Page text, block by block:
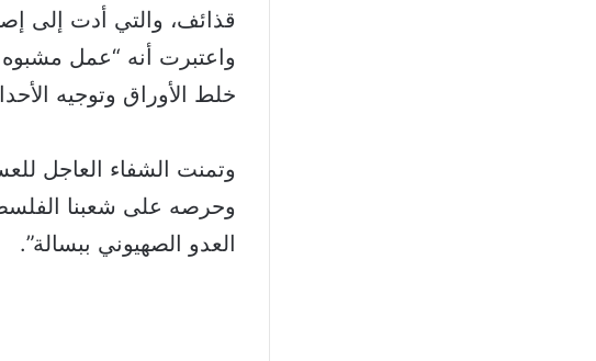
قذائف، والتي أدت إلى إصابة 5
واعتبرت أنه “عمل
خلط الأوراق وتوجيه
وتمنت الشفاء العاجل
وحرصه على شعبنا
العدو الصهيوني ببسالة”.